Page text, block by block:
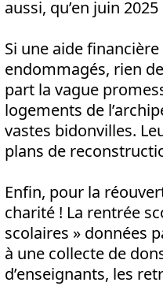
aussi, qu’en juin 2025
Si une aide
endommagés, rien
part la vague
logements de
vastes bidonvilles.
plans de
Enfin, pour la
charité ! La rentrée
scolaires » données
à une collecte de
d’enseignants, les